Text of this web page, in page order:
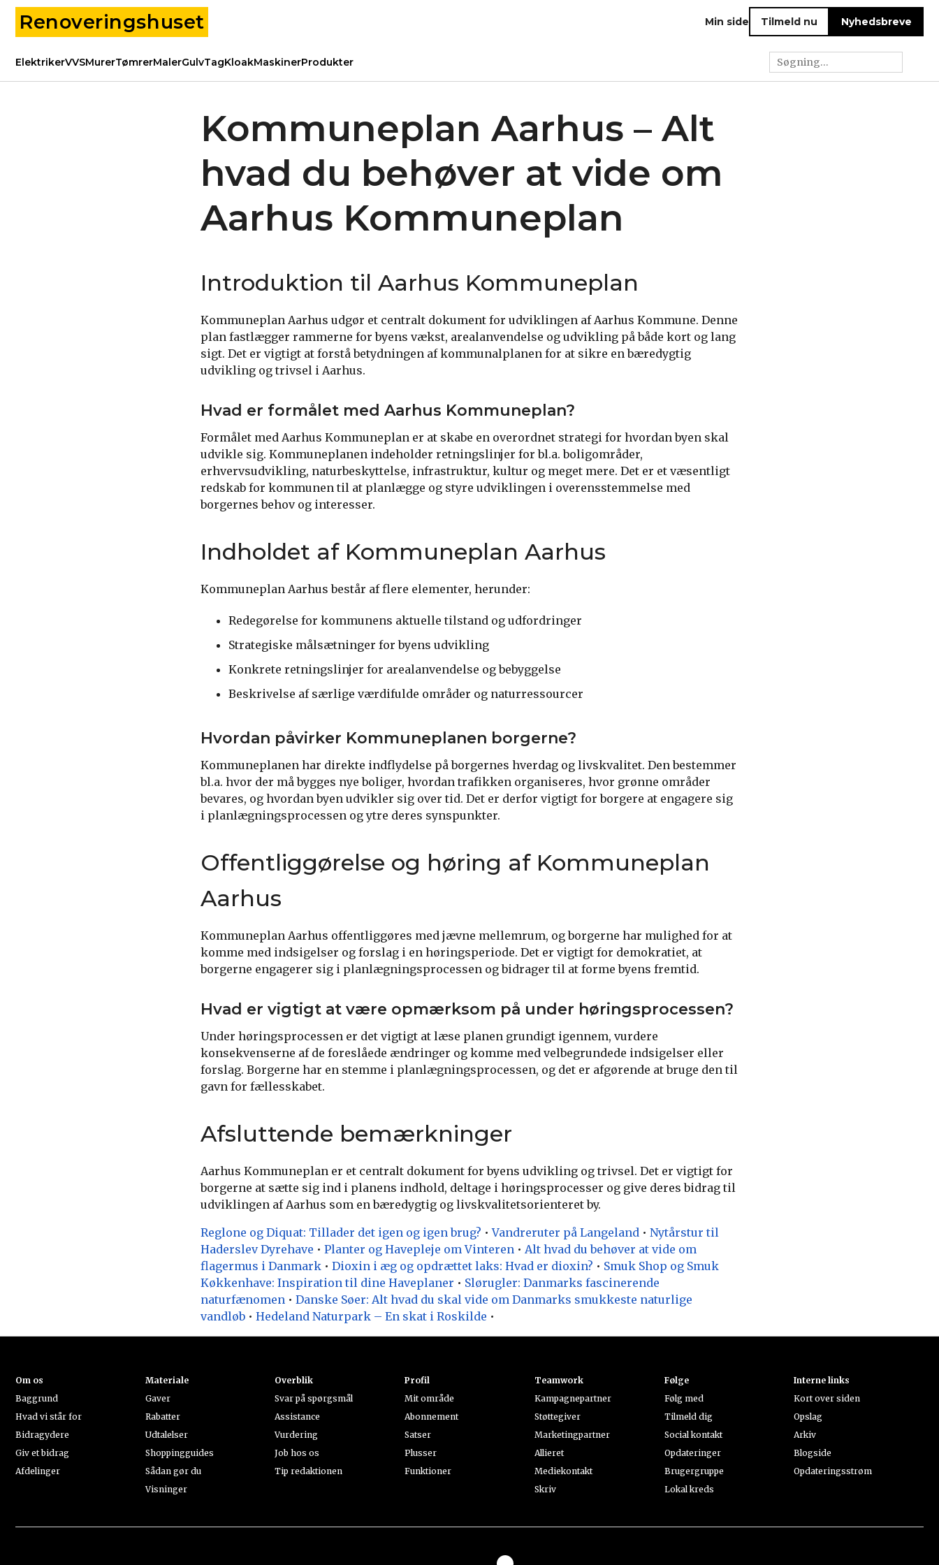
Renoveringshuset Min side Tilmeld nu Nyhedsbreve
ElektrikerVVSMurerTømrerMalerGulvTagKloakMaskinerProdukter
Kommuneplan Aarhus – Alt
hvad du behøver at vide om
Aarhus Kommuneplan
Introduktion til Aarhus Kommuneplan
Kommuneplan Aarhus udgør et centralt dokument for udviklingen af Aarhus Kommune. Denne
plan fastlægger rammerne for byens vækst, arealanvendelse og udvikling på både kort og lang
sigt. Det er vigtigt at forstå betydningen af kommunalplanen for at sikre en bæredygtig
udvikling og trivsel i Aarhus.
Hvad er formålet med Aarhus Kommuneplan?
Formålet med Aarhus Kommuneplan er at skabe en overordnet strategi for hvordan byen skal
udvikle sig. Kommuneplanen indeholder retningslinjer for bl.a. boligområder,
erhvervsudvikling, naturbeskyttelse, infrastruktur, kultur og meget mere. Det er et væsentligt
redskab for kommunen til at planlægge og styre udviklingen i overensstemmelse med
borgernes behov og interesser.
Indholdet af Kommuneplan Aarhus
Kommuneplan Aarhus består af flere elementer, herunder:
Redegørelse for kommunens aktuelle tilstand og udfordringer
Strategiske målsætninger for byens udvikling
Konkrete retningslinjer for arealanvendelse og bebyggelse
Beskrivelse af særlige værdifulde områder og naturressourcer
Hvordan påvirker Kommuneplanen borgerne?
Kommuneplanen har direkte indflydelse på borgernes hverdag og livskvalitet. Den bestemmer
bl.a. hvor der må bygges nye boliger, hvordan trafikken organiseres, hvor grønne områder
bevares, og hvordan byen udvikler sig over tid. Det er derfor vigtigt for borgere at engagere sig
i planlægningsprocessen og ytre deres synspunkter.
Offentliggørelse og høring af Kommuneplan
Aarhus
Kommuneplan Aarhus offentliggøres med jævne mellemrum, og borgerne har mulighed for at
komme med indsigelser og forslag i en høringsperiode. Det er vigtigt for demokratiet, at
borgerne engagerer sig i planlægningsprocessen og bidrager til at forme byens fremtid.
Hvad er vigtigt at være opmærksom på under høringsprocessen?
Under høringsprocessen er det vigtigt at læse planen grundigt igennem, vurdere
konsekvenserne af de foreslåede ændringer og komme med velbegrundede indsigelser eller
forslag. Borgerne har en stemme i planlægningsprocessen, og det er afgørende at bruge den til
gavn for fællesskabet.
Afsluttende bemærkninger
Aarhus Kommuneplan er et centralt dokument for byens udvikling og trivsel. Det er vigtigt for
borgerne at sætte sig ind i planens indhold, deltage i høringsprocesser og give deres bidrag til
udviklingen af Aarhus som en bæredygtig og livskvalitetsorienteret by.
Reglone og Diquat: Tillader det igen og igen brug? •Vandreruter på Langeland • Nytårstur til
Haderslev Dyrehave • Planter og Havepleje om Vinteren • Alt hvad du behøver at vide om
flagermus i Danmark • Dioxin i æg og opdrættet laks: Hvad er dioxin? • Smuk Shop og Smuk
Køkkenhave: Inspiration til dine Haveplaner • Slørugler: Danmarks fascinerende
naturfænomen • Danske Søer: Alt hvad du skal vide om Danmarks smukkeste naturlige
vandløb • Hedeland Naturpark – En skat i Roskilde •
Om os
Baggrund
Hvad vi står for
Bidragydere
Giv et bidrag
Afdelinger
Materiale
Gaver
Rabatter
Udtalelser
Shoppingguides
Sådan gør du
Visninger
Overblik
Svar på spørgsmål
Assistance
Vurdering
Job hos os
Tip redaktionen
Profil
Mit område
Abonnement
Satser
Plusser
Funktioner
Teamwork
Kampagnepartner
Støttegiver
Marketingpartner
Allieret
Mediekontakt
Skriv
Følge
Følg med
Tilmeld dig
Social kontakt
Opdateringer
Brugergruppe
Lokal kreds
Interne links
Kort over siden
Opslag
Arkiv
Blogside
Opdateringsstrøm